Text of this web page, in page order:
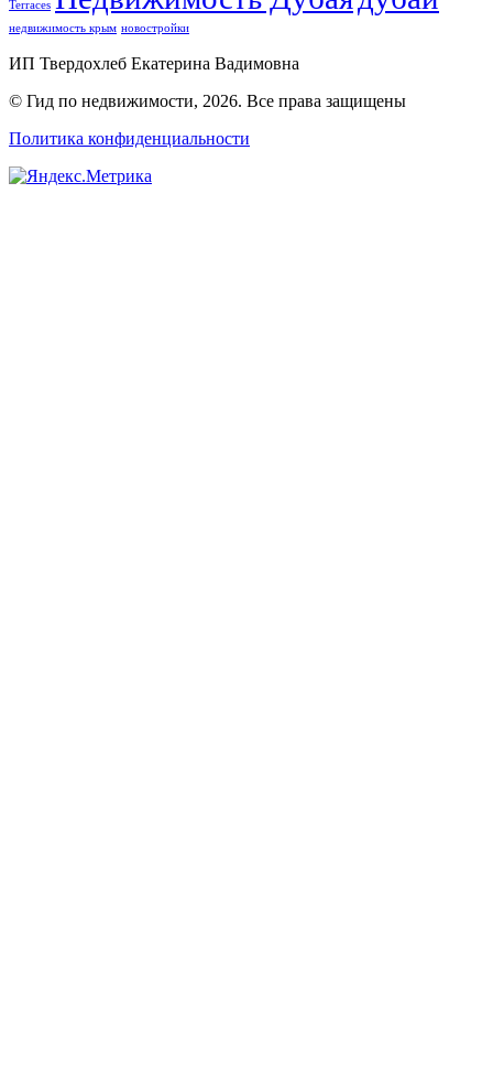
Terraces
недвижимость крым новостройки
ИП Твердохлеб Екатерина Вадимовна
© Гид по недвижимости, 2026. Все права защищены
Политика конфиденциальности